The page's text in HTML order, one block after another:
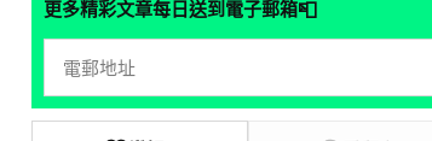
更多精彩文章每日送到電子郵箱📮